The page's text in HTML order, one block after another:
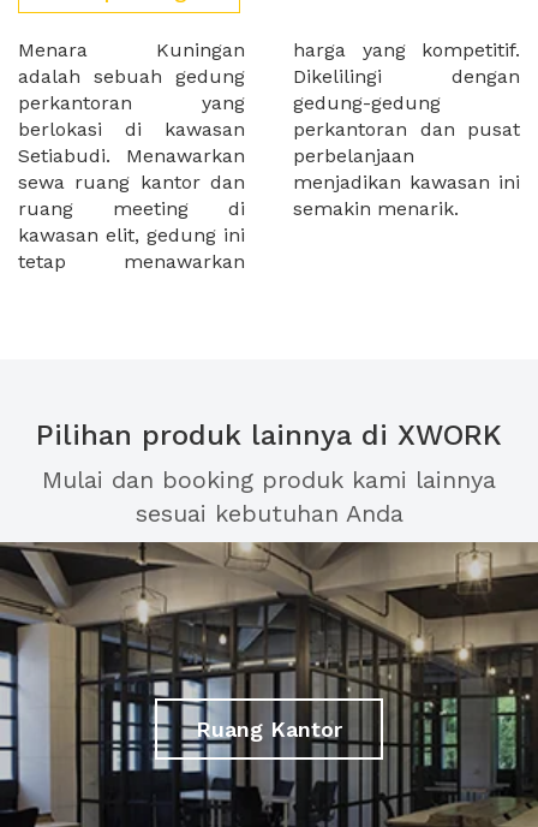
Menara Kuningan
adalah sebuah gedung
perkantoran yang
berlokasi di kawasan
Setiabudi. Menawarkan
sewa ruang kantor dan
ruang meeting di
kawasan elit, gedung ini
tetap menawarkan
harga yang kompetitif.
Dikelilingi dengan
gedung-gedung
perkantoran dan pusat
perbelanjaan
menjadikan kawasan ini
semakin menarik.
Pilihan produk lainnya di XWORK
Mulai dan booking produk kami lainnya
sesuai kebutuhan Anda
Ruang Kantor